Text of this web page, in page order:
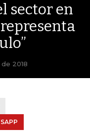
sector en
2018